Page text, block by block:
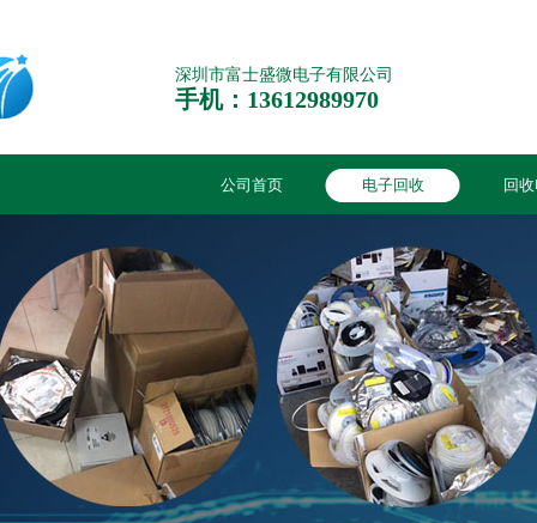
深圳市富士盛微电子有限公司
手机：13612989970
公司首页 电子回收 回